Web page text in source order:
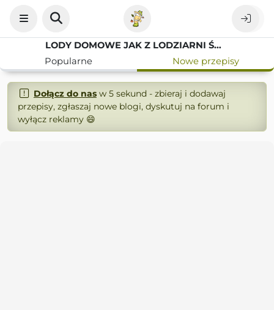
LODY DOMOWE JAK Z LODZIARNI ŚMIETANKOWO WANILIOWE
Popularne
Nowe przepisy
Dołącz do nasw 5 sekund - zbieraj i dodawaj
przepisy, zgłaszaj nowe blogi, dyskutuj na forum i
wyłącz reklamy 😄